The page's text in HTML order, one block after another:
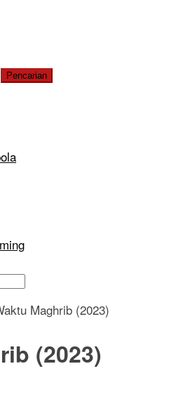
Pencarian
Maghrib (2023)
(2023)